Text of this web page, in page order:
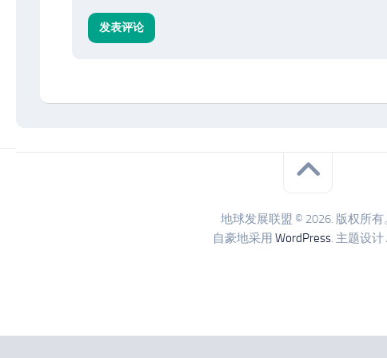
地球发展联盟 © 2026. 版权所有
自豪地采用 WordPress. 主题设计